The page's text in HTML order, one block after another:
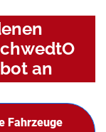
an
Fahrzeuge